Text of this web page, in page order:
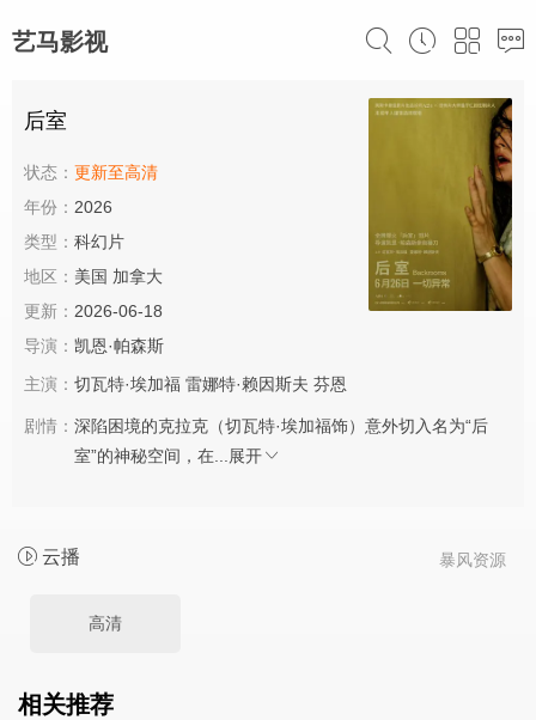
艺马影视
后室
状态： 更新至高清
年份： 2026
类型： 科幻片
地区： 美国 加拿大
更新： 2026-06-18
导演： 凯恩·帕森斯
主演： 切瓦特·埃加福 雷娜特·赖因斯夫 芬恩
剧情： 深陷困境的克拉克（切瓦特·埃加福饰）意外切入名为“后
室”的神秘空间，在...
展开
暴风资源
云播
高清
相关推荐